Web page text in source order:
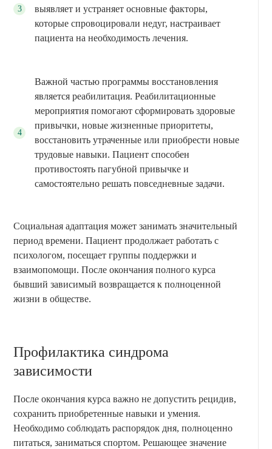
выявляет и устраняет основные факторы,
которые спровоцировали недуг, настраивает
пациента на необходимость лечения.
Важной частью программы восстановления
является реабилитация. Реабилитационные
мероприятия помогают сформировать здоровые
привычки, новые жизненные приоритеты,
восстановить утраченные или приобрести новые
трудовые навыки. Пациент способен
противостоять пагубной привычке и
самостоятельно решать повседневные задачи.
Социальная адаптация может занимать значительный
период времени. Пациент продолжает работать с
психологом, посещает группы поддержки и
взаимопомощи. После окончания полного курса
бывший зависимый возвращается к полноценной
жизни в обществе.
Профилактика синдрома
зависимости
После окончания курса важно не допустить рецидив,
сохранить приобретенные навыки и умения.
Необходимо соблюдать распорядок дня, полноценно
питаться, заниматься спортом. Решающее значение